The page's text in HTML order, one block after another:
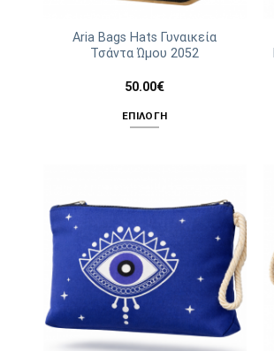
Aria Bags Hats Γυναικεία
Τσάντα Ώμου 2052
50.00€
ΕΠΙΛΟΓΉ
πολλαπλές
παραλλαγές.
Οι
επιλογές
επιλεγούν